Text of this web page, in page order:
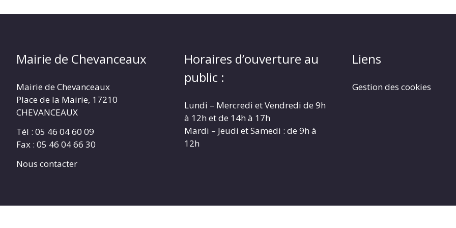
Mairie de Chevanceaux
Mairie de Chevanceaux
Place de la Mairie, 17210
CHEVANCEAUX
Tél : 05 46 04 60 09
Fax : 05 46 04 66 30
Nous contacter
Horaires d’ouverture au
public :
Lundi – Mercredi et Vendredi de 9h
à 12h et de 14h à 17h
Mardi – Jeudi et Samedi : de 9h à
12h
Liens
Gestion des cookies